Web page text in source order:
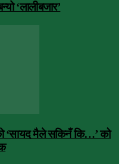
‘लालीबजार’
‘सायद मैले सकिनँ कि…’ को